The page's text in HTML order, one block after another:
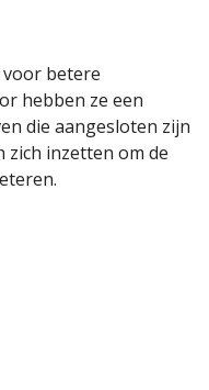
voor betere
hebben ze een
die aangesloten zijn
zich inzetten om de